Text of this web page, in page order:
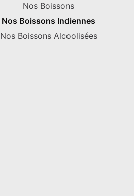
Nos Boissons
Nos Boissons Indiennes
Nos Boissons Alcoolisées